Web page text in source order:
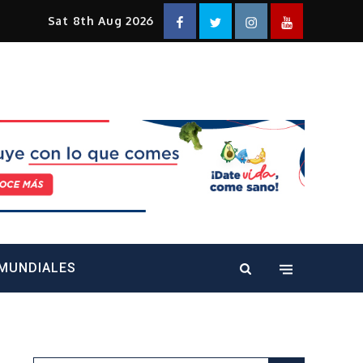
Sat 8th Aug 2026 FacebookTwitterInstagramYouTube